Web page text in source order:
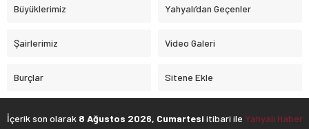
Büyüklerimiz Yahyalı’dan Geçenler
Şairlerimiz Video Galeri
Burçlar Sitene Ekle
İçerik son olarak 8 Ağustos 2026, Cumartesi itibari ile Yahyalı Haber